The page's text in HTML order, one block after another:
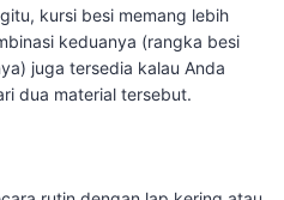
kursi besi memang lebih
keduanya (rangka besi
juga tersedia kalau Anda
dua material tersebut.